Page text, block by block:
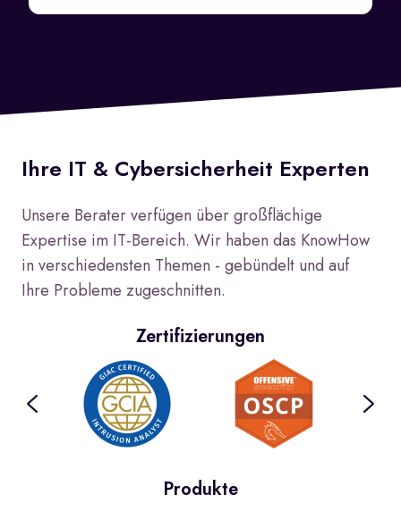
Ihre IT & Cybersicherheit Experten
Unsere Berater verfügen über großflächige
Expertise im IT-Bereich. Wir haben das KnowHow
in verschiedensten Themen - gebündelt und auf
Ihre Probleme zugeschnitten.
Zertifizierungen
Produkte